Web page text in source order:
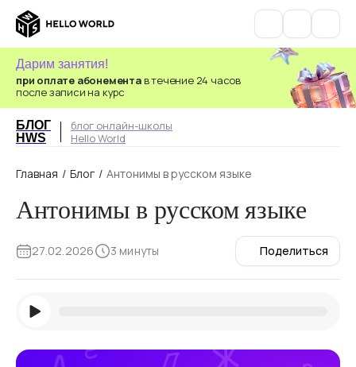
при оплате абонементав течение 24 часов
после записи на курс
Дарим занятия!
БЛОГ
HWS
блог онлайн-школы
Hello World
Главная / Блог / Антонимы в русском языке
Антонимы в русском языке
27.02.2026 3 минуты Поделиться